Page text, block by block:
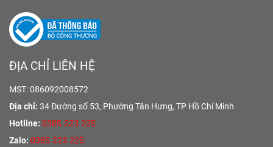
ĐỊA CHỈ LIÊN HỆ
MST: 086092008572
Địa chỉ: 34 Đường số 53, Phường Tân Hưng, TP Hồ Chí Minh
Hotline: 0385 223 225
Zalo: 0385 223 225